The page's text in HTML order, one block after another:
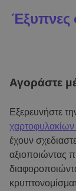
Έξυπνες
Αγοράστε
Εξερευνήστε
έχουν
αξιοποιώντας